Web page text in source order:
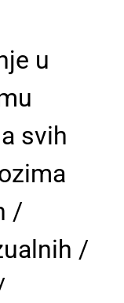
u
svih
/
/